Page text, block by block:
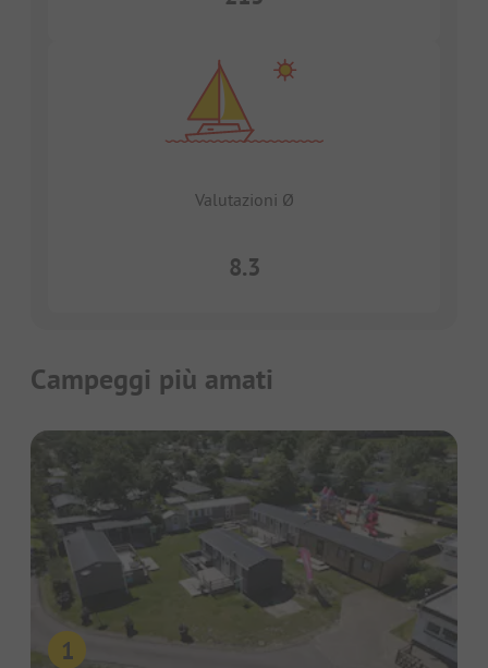
Valutazioni Ø
8.3
Campeggi più amati